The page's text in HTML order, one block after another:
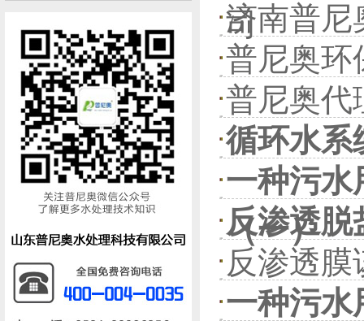
司
济南普尼
普尼奥环
普尼奥代
循环水系
一种污水
（一）
反渗透脱
反渗透
一种污水